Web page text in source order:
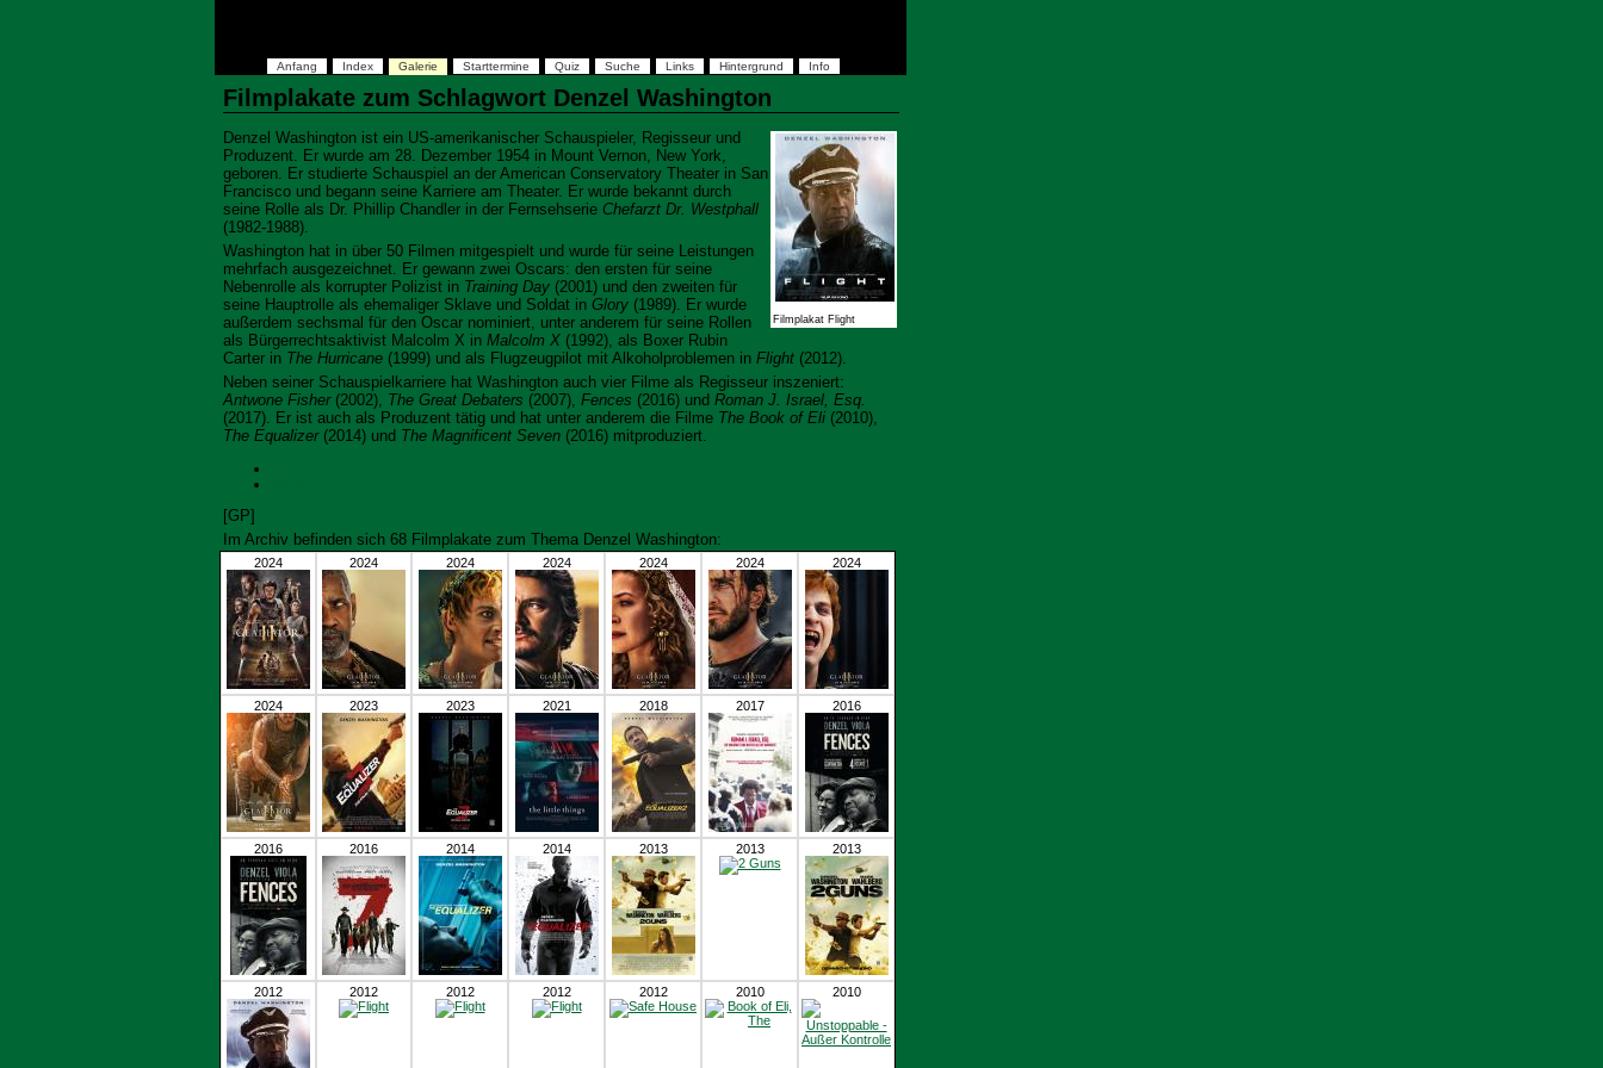
Anfang Index Galerie Starttermine Quiz Suche Links Hintergrund Info
Filmplakate zum Schlagwort Denzel Washington
Filmplakat Flight
Denzel Washington ist ein US-amerikanischer Schauspieler, Regisseur und
Produzent. Er wurde am 28. Dezember 1954 in Mount Vernon, New York,
geboren. Er studierte Schauspiel an der American Conservatory Theater in San
Francisco und begann seine Karriere am Theater. Er wurde bekannt durch
seine Rolle als Dr. Phillip Chandler in der Fernsehserie Chefarzt Dr. Westphall
(1982-1988).
Washington hat in über 50 Filmen mitgespielt und wurde für seine Leistungen
mehrfach ausgezeichnet. Er gewann zwei Oscars: den ersten für seine
Nebenrolle als korrupter Polizist in Training Day (2001) und den zweiten für
seine Hauptrolle als ehemaliger Sklave und Soldat in Glory (1989). Er wurde
außerdem sechsmal für den Oscar nominiert, unter anderem für seine Rollen
als Bürgerrechtsaktivist Malcolm X in Malcolm X (1992), als Boxer Rubin
Carter in The Hurricane (1999) und als Flugzeugpilot mit Alkoholproblemen in Flight (2012).
Neben seiner Schauspielkarriere hat Washington auch vier Filme als Regisseur inszeniert:
Antwone Fisher(2002), The Great Debaters (2007), Fences (2016) und Roman J. Israel, Esq.
(2017). Er ist auch als Produzent tätig und hat unter anderem die Filme The Book of Eli (2010),
The Equalizer(2014) und The Magnificent Seven (2016) mitproduziert.
[GP]
Im Archiv befinden sich 68 Filmplakate zum Thema Denzel Washington:
2024 2024 2024 2024 2024 2024 2024
2024 2023 2023 2021 2018 2017 2016
2016 2016 2014 2014 2013 2013 2013
2012 2012 2012 2012 2012 2010 2010